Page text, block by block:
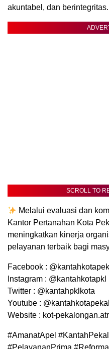
akuntabel, dan berintegritas.
SCROLL TO
Melalui evaluasi dan
Kantor Pertanahan Kota
meningkatkan kinerja
pelayanan terbaik bagi
Facebook :
Instagram : @kantahkotapkl
Twitter : @kantahpklkota
Youtube :
Website : kot-
#AmanatApel
#PelayananPrima